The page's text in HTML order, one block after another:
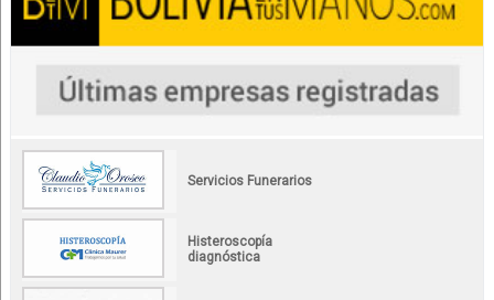
Servicios Funerarios
Histeroscopía
diagnóstica